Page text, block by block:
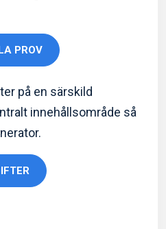
PROV
på en särskild
innehållsområde så